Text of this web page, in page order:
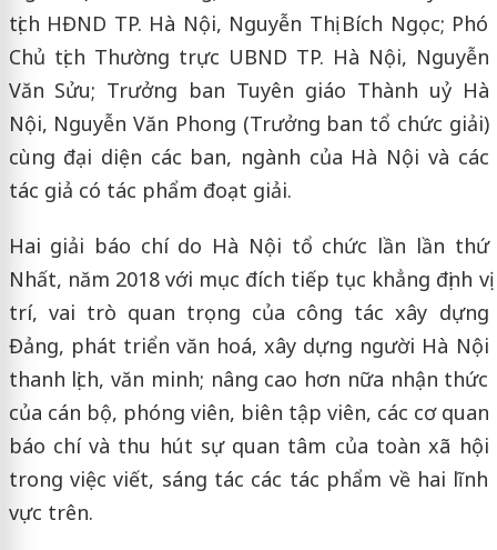
tịch HĐND TP. Hà Nội, Nguyễn Thị Bích Ngọc; Phó
Chủ tịch Thường trực UBND TP. Hà Nội, Nguyễn
Văn Sửu; Trưởng ban Tuyên giáo Thành uỷ Hà
Nội, Nguyễn Văn Phong (Trưởng ban tổ chức giải)
cùng đại diện các ban, ngành của Hà Nội và các
tác giả có tác phẩm đoạt giải.
Hai giải báo chí do Hà Nội tổ chức lần lần thứ
Nhất, năm 2018 với mục đích tiếp tục khẳng định vị
trí, vai trò quan trọng của công tác xây dựng
Đảng, phát triển văn hoá, xây dựng người Hà Nội
thanh lịch, văn minh; nâng cao hơn nữa nhận thức
của cán bộ, phóng viên, biên tập viên, các cơ quan
báo chí và thu hút sự quan tâm của toàn xã hội
trong việc viết, sáng tác các tác phẩm về hai lĩnh
vực trên.